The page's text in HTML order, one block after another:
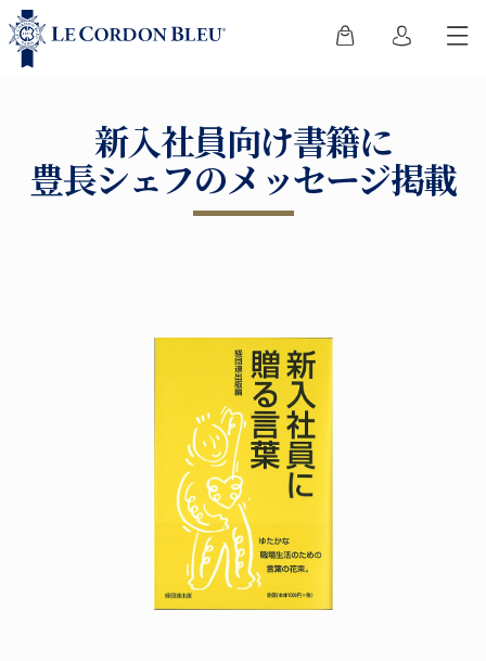
新入社員向け書籍に
豊長シェフのメッセージ掲載